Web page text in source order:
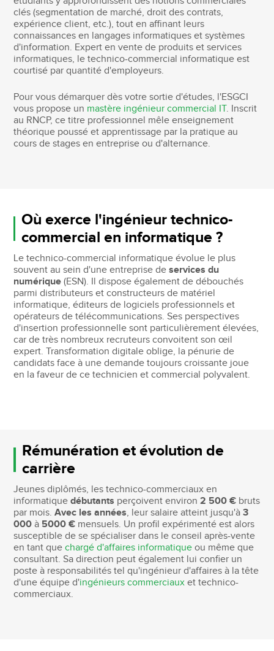
clés (segmentation de marché, droit des contrats,
expérience client, etc.), tout en affinant leurs
connaissances en langages informatiques et systèmes
d'information. Expert en vente de produits et services
informatiques, le technico-commercial informatique est
courtisé par quantité d'employeurs.
Pour vous démarquer dès votre sortie d'études, l'ESGCI
vous propose un mastère ingénieur commercial IT. Inscrit
au RNCP, ce titre professionnel mêle enseignement
théorique poussé et apprentissage par la pratique au
cours de stages en entreprise ou d'alternance.
Où exerce l'ingénieur technico-
commercial en informatique ?
Le technico-commercial informatique évolue le plus
souvent au sein d'une entreprise deservices du
numérique (ESN). Il dispose également de débouchés
parmi distributeurs et constructeurs de matériel
informatique, éditeurs de logiciels professionnels et
opérateurs de télécommunications. Ses perspectives
d'insertion professionnelle sont particulièrement élevées,
car de très nombreux recruteurs convoitent son œil
expert. Transformation digitale oblige, la pénurie de
candidats face à une demande toujours croissante joue
en la faveur de ce technicien et commercial polyvalent.
Rémunération et évolution de
carrière
Jeunes diplômés, les technico-commerciaux en
informatiquedébutants perçoivent environ 2 500 € bruts
par mois.Avec les années, leur salaire atteint jusqu'à3
000 à 5000 € mensuels. Un profil expérimenté est alors
susceptible de se spécialiser dans le conseil après-vente
en tant quechargé d'affaires informatique ou même que
consultant. Sa direction peut également lui confier un
poste à responsabilités tel qu'ingénieur d'affaires à la tête
d'une équipe d'ingénieurs commerciaux et technico-
commerciaux.